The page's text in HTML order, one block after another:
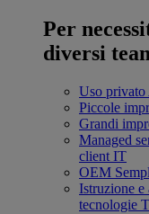
Per
diversi
Uso privato
Piccole
Grandi
Managed
client IT
OEM
Istruzione
tecnologie